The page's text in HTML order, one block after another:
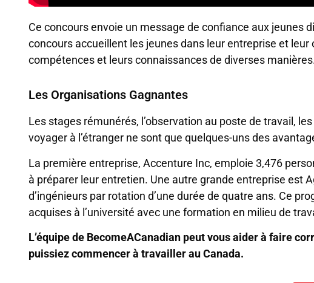
Ce concours envoie un message de confiance aux jeunes
concours accueillent les jeunes dans leur entreprise et
compétences et leurs connaissances de diverses
Les Organisations Gagnantes
Les stages rémunérés, l’observation au poste de travail,
voyager à l’étranger ne sont que quelques-uns des
La première entreprise, Accenture Inc, emploie 3,476
à préparer leur entretien. Une autre grande entreprise est
d’ingénieurs par rotation d’une durée de quatre ans. Ce
acquises à l’université avec une formation en milieu de
L’équipe de BecomeACanadian peut vous aider à faire
puissiez commencer à travailler au Canada.